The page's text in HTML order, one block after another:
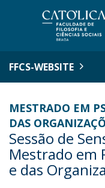
FFCS-WEBSITE
MESTRADO EM
DAS
Sessão de
Mestrado em
e das